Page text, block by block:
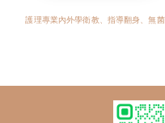
護理專業內外學衛教、指導翻身、無